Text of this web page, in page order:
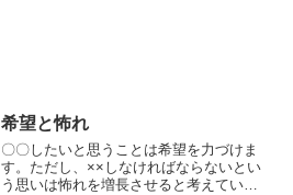
希望と怖れ
〇〇したいと思うことは希望を力づけま
す。ただし、××しなければならないとい
う思いは怖れを増長させると考えていま